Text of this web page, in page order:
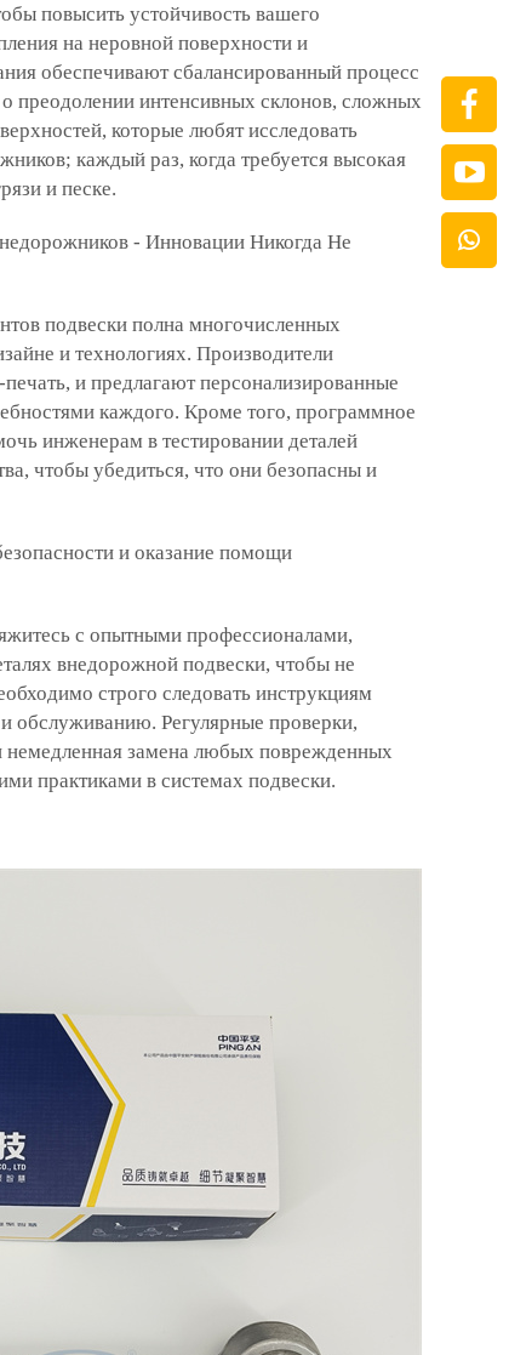
повысить устойчивость вашего
на неровной поверхности и
обеспечивают сбалансированный процесс
преодолении интенсивных склонов, сложных
которые любят исследовать
каждый раз, когда требуется высокая
и песке.
- Инновации Никогда Не
подвески полна многочисленных
и технологиях. Производители
и предлагают персонализированные
каждого. Кроме того, программное
инженерам в тестировании деталей
чтобы убедиться, что они безопасны и
и оказание помощи
с опытными профессионалами,
внедорожной подвески, чтобы не
строго следовать инструкциям
обслуживанию. Регулярные проверки,
немедленная замена любых поврежденных
практиками в системах подвески.